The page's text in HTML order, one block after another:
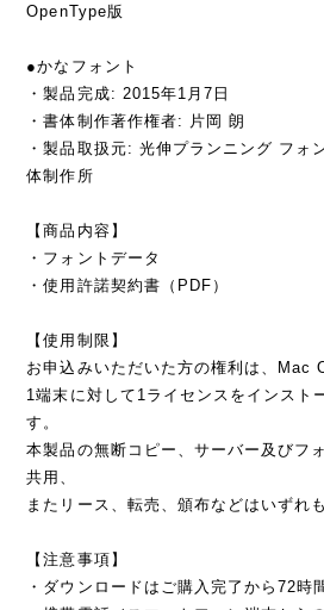
OpenType版
●かなフォント
・製品完成: 2015年1月7日
・書体制作著作権者: 片岡 朗
・製品取扱元: 光伸プランニング フォ
体制作所
【商品内容】
・フォントデータ
・使用許諾契約書（PDF）
【使用制限】
お申込みいただいた方の権利は、Mac
1端末に対して1ライセンスをインスト
す。
本製品の無断コピー、サーバー及びフ
共用、
またリース、転売、頒布などはいずれ
【注意事項】
・ダウンロードはご購入完了から72時